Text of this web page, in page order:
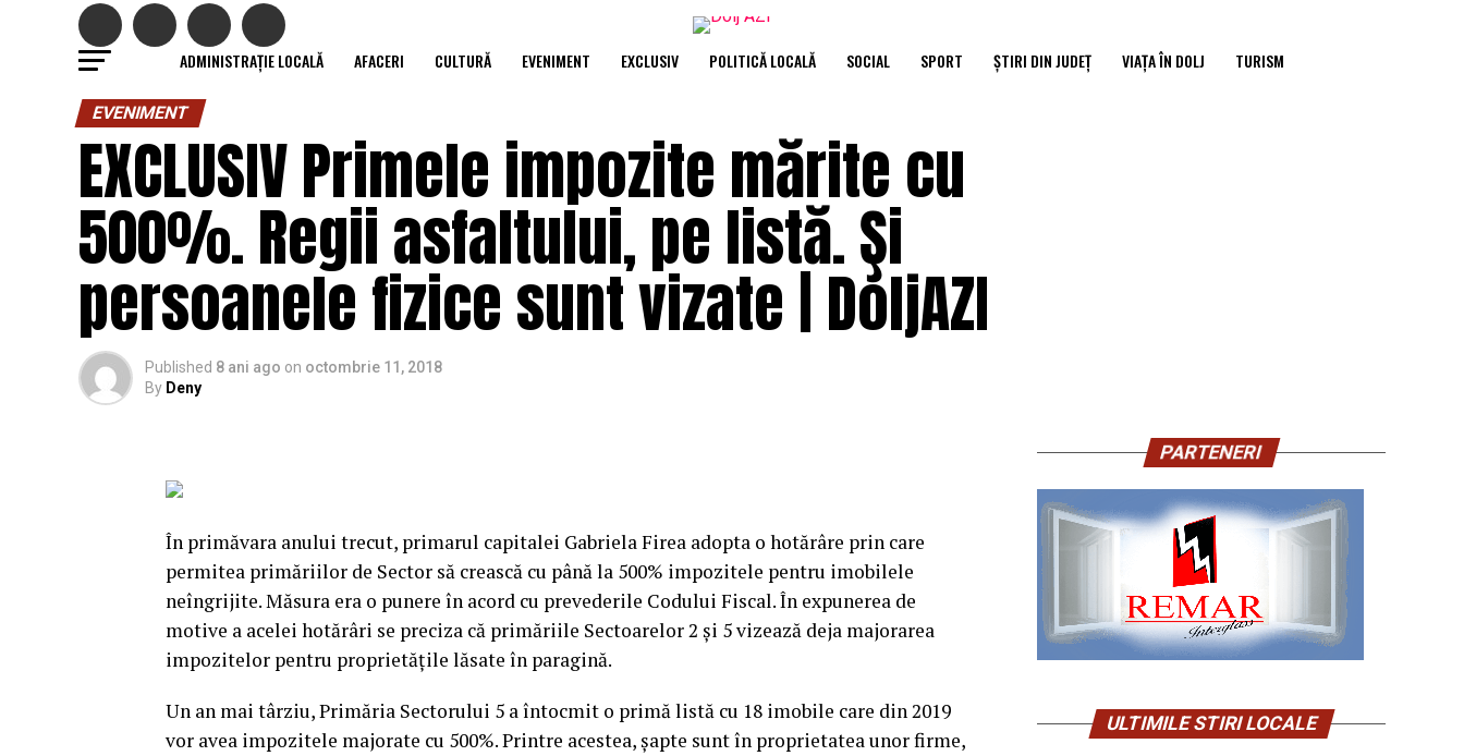
ADMINISTRAȚIE LOCALĂ AFACERI CULTURĂ EVENIMENT EXCLUSIV POLITICĂ LOCALĂ SOCIAL SPORT ȘTIRI DIN JUDEȚ VIAȚA ÎN DOLJ TURISM
EVENIMENT
EXCLUSIV Primele impozite mărite cu
500%. Regii asfaltului, pe listă. Şi
persoanele fizice sunt vizate | DoljAZI
Published 8 ani ago on octombrie 11, 2018
By Deny
În primăvara anului trecut, primarul capitalei Gabriela Firea adopta o hotărâre prin care
permitea primăriilor de Sector să crească cu până la 500% impozitele pentru imobilele
neîngrijite. Măsura era o punere în acord cu prevederile Codului Fiscal. În expunerea de
motive a acelei hotărâri se preciza că primăriile Sectoarelor 2 şi 5 vizează deja majorarea
impozitelor pentru proprietăţile lăsate în paragină.
Un an mai târziu, Primăria Sectorului 5 a întocmit o primă listă cu 18 imobile care din 2019
vor avea impozitele majorate cu 500%.Printre acestea, şapte sunt în proprietatea unor firme,
PARTENERI
ULTIMILE STIRI LOCALE